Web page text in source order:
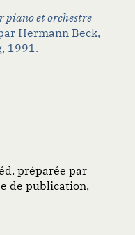
piano et orchestre
Hermann Beck,
1991.
préparée par
de publication,